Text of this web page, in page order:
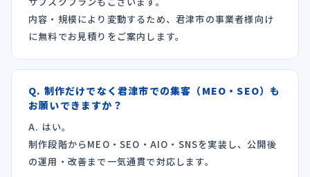
内容・規模により変動するため、君津市の事業者様向け
に無料でお見積りをご案内します。
Q. 制作だけでなく君津市での集客（MEO・SEO）も
お願いできますか？
A. はい。
制作段階からMEO・SEO・AIO・SNSを実装し、公開後
の運用・改善まで一気通貫で対応します。